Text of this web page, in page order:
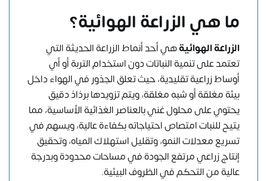
ما هي الزراعة الهوائية؟
الزراعة الهوائيةهي أحد أنماط الزراعة الحديثة التي
تعتمد على تنمية النباتات دون استخدام التربة أو أي
أوساط زراعية تقليدية، حيث تعلق الجذور في الهواء داخل
بيئة مغلقة أو شبه مغلقة، ويتم تزويدها برذاذ دقيق
يحتوي على محلول غني بالعناصر الغذائية الأساسية، مما
يتيح للنبات امتصاص احتياجاته بكفاءة عالية، ويسهم في
تسريع معدلات النمو، وتقليل استهلاك المياه، وتحقيق
إنتاج زراعي مرتفع الجودة في مساحات محدودة وبدرجة
عالية من التحكم في الظروف البيئية.